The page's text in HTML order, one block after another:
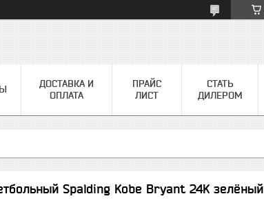
ДОСТАВКА И
ОПЛАТА
ПРАЙС
ЛИСТ
СТАТЬ
ДИЛЕРОМ
Spalding Kobe Bryant 24K зелёный